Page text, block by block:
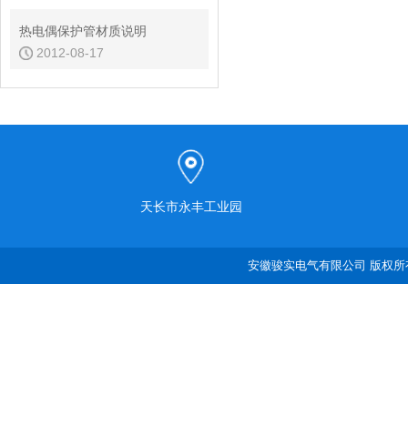
热电偶保护管材质说明
2012-08-17
天长市永丰工业园
安徽骏实电气有限公司 版权